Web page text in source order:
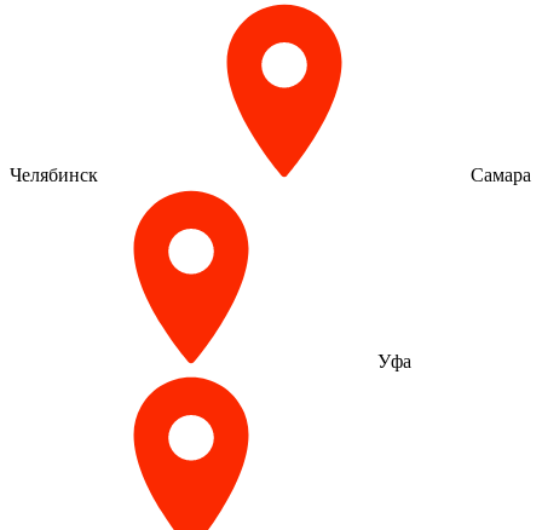
Челябинск Самара
Уфа